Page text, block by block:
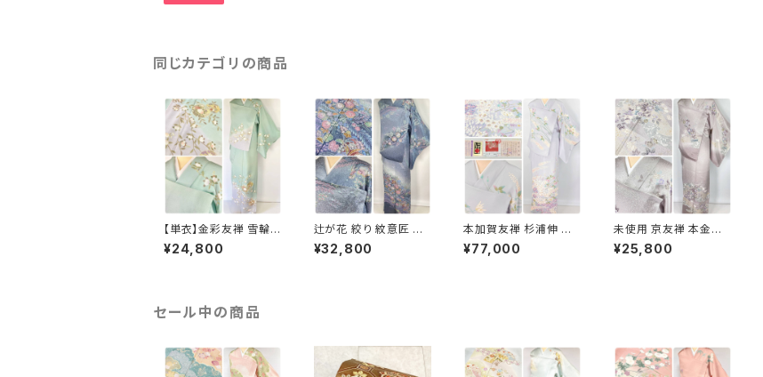
同じカテゴリの商品
【単衣】金彩友禅 雪輪
四季の花々 正絹 訪問
着 黄緑 青緑 紫 1418
¥24,800
辻が花 絞り 紋意匠 ト
ールサイズ 金彩 訪問着
正絹 袷 青 ブルー 紫 1
¥32,800
本加賀友禅 杉浦伸 証
紙付き 訪問着 花柄 正
絹 紫 白 パステル 白菫
¥77,000
未使用 京友禅 本金箔
唐花 訪問着 袷 正絹 紫
グレー 白 1165
¥25,800
セール中の商品